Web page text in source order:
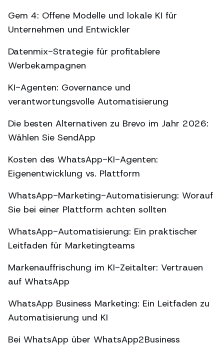
Gem 4: Offene Modelle und lokale KI für
Unternehmen und Entwickler
Datenmix-Strategie für profitablere
Werbekampagnen
KI-Agenten: Governance und
verantwortungsvolle Automatisierung
Die besten Alternativen zu Brevo im Jahr 2026:
Wählen Sie SendApp
Kosten des WhatsApp-KI-Agenten:
Eigenentwicklung vs. Plattform
WhatsApp-Marketing-Automatisierung: Worauf
Sie bei einer Plattform achten sollten
WhatsApp-Automatisierung: Ein praktischer
Leitfaden für Marketingteams
Markenauffrischung im KI-Zeitalter: Vertrauen
auf WhatsApp
WhatsApp Business Marketing: Ein Leitfaden zu
Automatisierung und KI
Bei WhatsApp über WhatsApp2Business